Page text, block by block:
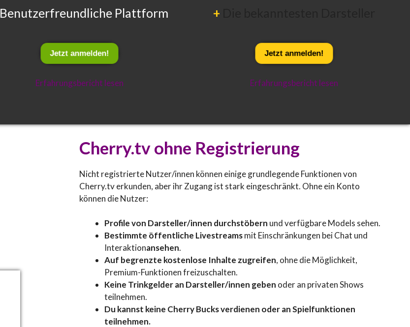
Benutzerfreundliche Plattform
Jetzt anmelden!
Erfahrungsbericht lesen
+
Jetzt anmelden!
Erfahrungsbericht lesen
Cherry.tv ohne Registrierung
Nicht registrierte Nutzer/innen können einige grundlegende Funktionen von
Cherry.tv erkunden, aber ihr Zugang ist stark eingeschränkt. Ohne ein Konto
können die Nutzer:
Profile von Darsteller/innen durchstöbern und verfügbare Models sehen.
Bestimmte öffentliche Livestreamsmit Einschränkungen bei Chat und
Interaktionansehen.
Auf begrenzte kostenlose Inhalte zugreifen, ohne die Möglichkeit,
Premium-Funktionen freizuschalten.
Keine Trinkgelder an Darsteller/innen geben oder an privaten Shows
teilnehmen.
Du kannst keine Cherry Bucks verdienen oder an Spielfunktionen
teilnehmen.